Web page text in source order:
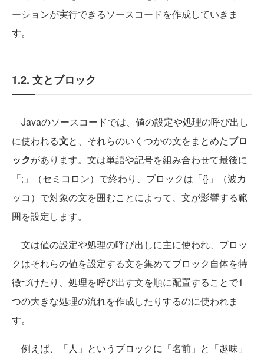
ーションが実行できるソースコードを作成していきま
す。
1.2. 文とブロック
Javaのソースコードでは、値の設定や処理の呼び出し
に使われる文と、それらのいくつかの文をまとめたブロ
ックがあります。文は単語や記号を組み合わせて最後に
「;」（セミコロン）で終わり、ブロックは「{}」（波カ
ッコ）で対象の文を囲むことによって、文が影響する範
囲を設定します。
文は値の設定や処理の呼び出しに主に使われ、ブロッ
クはそれらの値を設定する文を集めてブロック自体を特
徴づけたり、処理を呼び出す文を順に配置することで1
つの大きな処理の流れを作成したりするのに使われま
す。
例えば、「人」というブロックに「名前」と「趣味」